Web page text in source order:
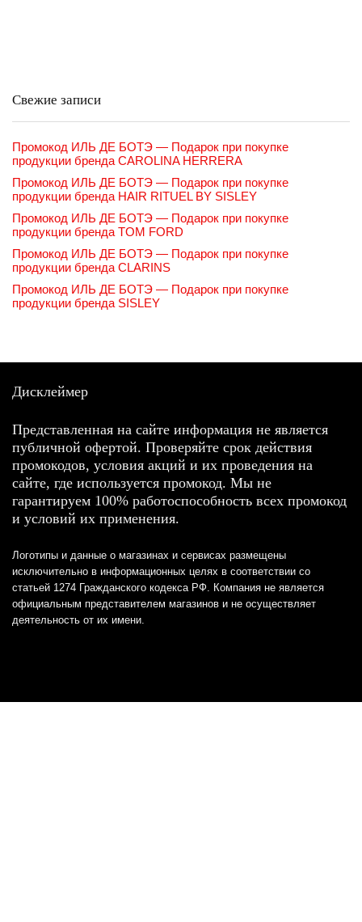
Свежие записи
Промокод ИЛЬ ДЕ БОТЭ — Подарок при покупке
продукции бренда CAROLINA HERRERA
Промокод ИЛЬ ДЕ БОТЭ — Подарок при покупке
продукции бренда HAIR RITUEL BY SISLEY
Промокод ИЛЬ ДЕ БОТЭ — Подарок при покупке
продукции бренда TOM FORD
Промокод ИЛЬ ДЕ БОТЭ — Подарок при покупке
продукции бренда CLARINS
Промокод ИЛЬ ДЕ БОТЭ — Подарок при покупке
продукции бренда SISLEY
Дисклеймер
Представленная на сайте информация не является
публичной офертой. Проверяйте срок действия
промокодов, условия акций и их проведения на
сайте, где используется промокод. Мы не
гарантируем 100% работоспособность всех промокод
и условий их применения.
Логотипы и данные о магазинах и сервисах размещены
исключительно в информационных целях в соответствии со
статьей 1274 Гражданского кодекса РФ. Компания не является
официальным представителем магазинов и не осуществляет
деятельность от их имени.